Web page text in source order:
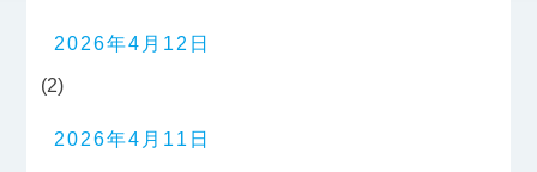
2026年4月12日
(2)
2026年4月11日